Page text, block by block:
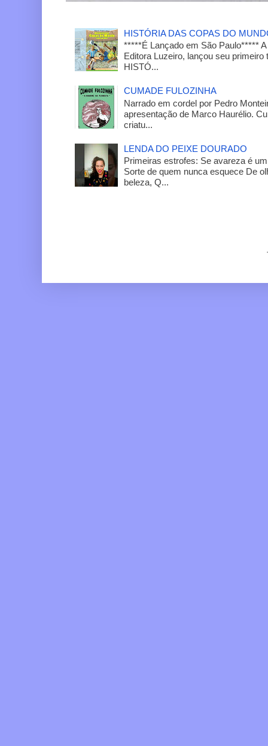
HISTÓRIA DAS COPAS DO
*****É Lançado em São Paulo*****
Editora Luzeiro, lançou seu primeiro
HISTÓ...
CUMADE FULOZINHA
Narrado em cordel por Pedro
apresentação de Marco Haurélio.
criatu...
LENDA DO PEIXE DOURADO
Primeiras estrofes: Se avareza é
Sorte de quem nunca esquece De
beleza, Q...